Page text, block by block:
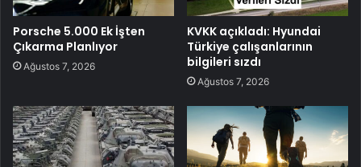
Porsche 5.000 Ek İşten
Çıkarma Planlıyor
Ağustos 7, 2026
KVKK açıkladı: Hyundai
Türkiye çalışanlarının
bilgileri sızdı
Ağustos 7, 2026